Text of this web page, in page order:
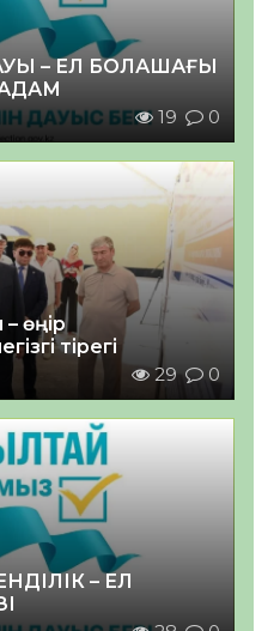
– ЕЛ БОЛАШАҒЫ
19 0
өңір
тірегі
29 0
– ЕЛ